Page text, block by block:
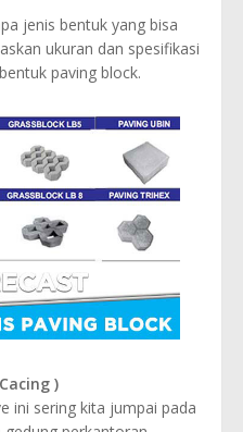
jenis bentuk yang bisa
ukuran dan spesifikasi
paving block.
)
ini sering kita jumpai pada